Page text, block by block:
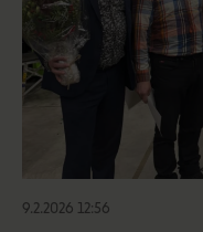
9.2.2026 12:56